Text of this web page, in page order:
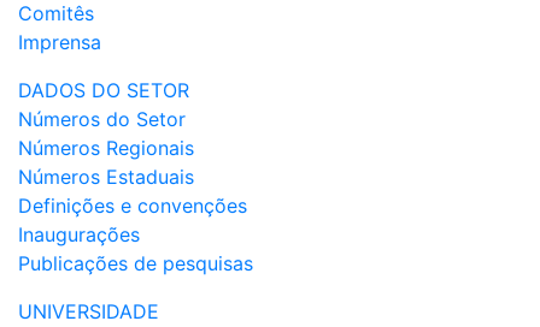
Comitês
Imprensa
DADOS DO SETOR
Números do Setor
Números Regionais
Números Estaduais
Definições e convenções
Inaugurações
Publicações de pesquisas
UNIVERSIDADE